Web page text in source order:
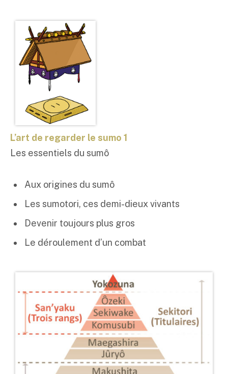
L’art de regarder le sumo 1
Les essentiels du sumô
Aux origines du sumô
Les sumotori, ces demi-dieux vivants
Devenir toujours plus gros
Le déroulement d’un combat